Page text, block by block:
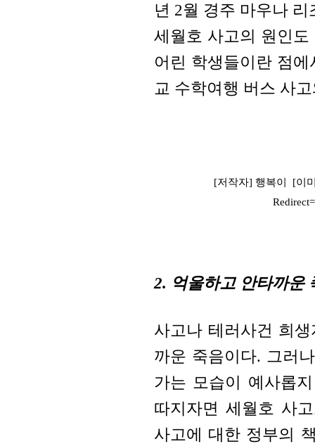
년 2월 경주 마우나
세월호 사고의 원인
어린 학생들이란 점
교 수학여행 버스 사
[저작자] 행복이 [이
2. 억울하고 안타까운
사고나 테러사건 희
까운 죽음이다. 그러
가는 모습이 예사롭
따지자면 세월호 사
사고에 대한 정부의